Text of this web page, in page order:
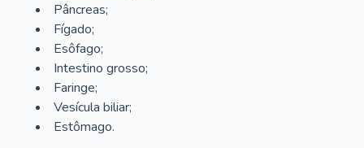
Pâncreas;
Fígado;
Esôfago;
Intestino grosso;
Faringe;
Vesícula biliar;
Estômago.